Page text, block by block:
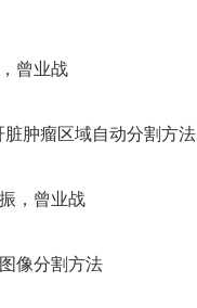
曾业战
肿瘤区域自动分割方法
，曾业战
像分割方法